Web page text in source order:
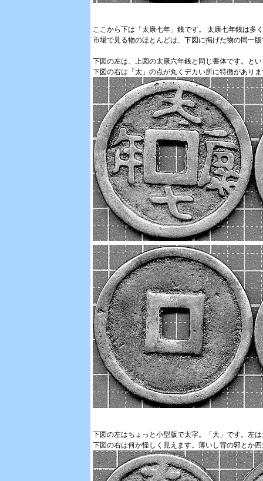
ここから下は「太康七年」銭です。 太康七年銭は多
市場で見る物のほとんどは、下図に掲げた物の同一
下図の左は、上図の太康六年銭と同じ書体です。と
下図の右は「太」の点が丸くデカい所に特徴があり
下図の左はちょっと小型版で太字。「大」です。左
下図の右は何か怪しく見えます。薄いし背の郭とか